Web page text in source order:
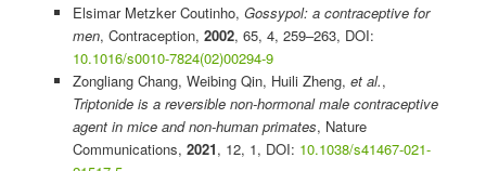
Elsimar Metzker Coutinho, Gossypol: a contraceptive for
men, Contraception, 2002, 65, 4, 259–263, DOI:
10.1016/s0010-7824(02)00294-9
Zongliang Chang, Weibing Qin, Huili Zheng, et al.,
Triptonide is a reversible non-hormonal male contraceptive
agent in mice and non-human primates, Nature
Communications, 2021, 12, 1, DOI: 10.1038/s41467-021-